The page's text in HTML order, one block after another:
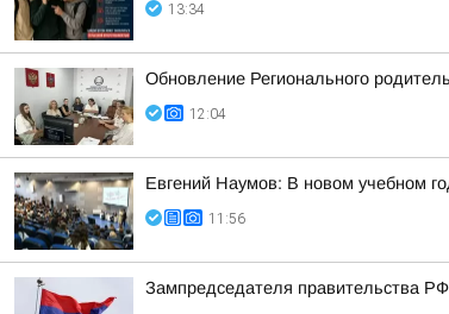
13:34
Обновление Регионального
12:04
Евгений Наумов: В новом учебном
11:56
Зампредседателя правительства